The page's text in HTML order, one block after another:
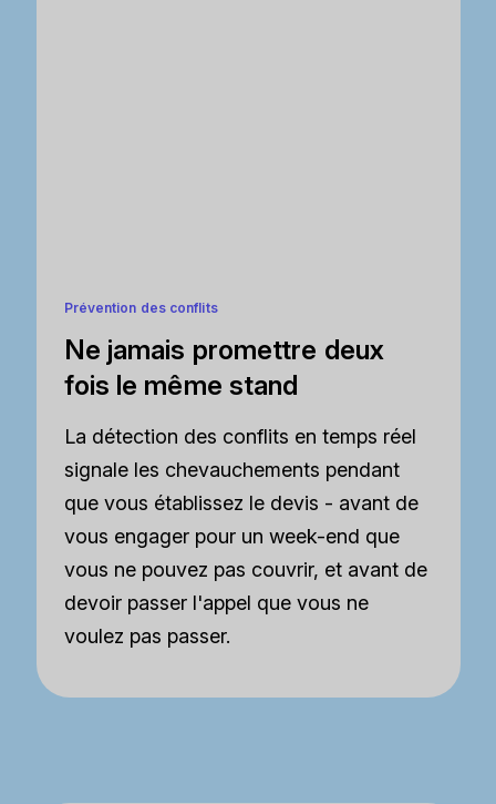
Prévention des conflits
Ne jamais promettre deux
fois le même stand
La détection des conflits en temps réel
signale les chevauchements pendant
que vous établissez le devis - avant de
vous engager pour un week-end que
vous ne pouvez pas couvrir, et avant de
devoir passer l'appel que vous ne
voulez pas passer.